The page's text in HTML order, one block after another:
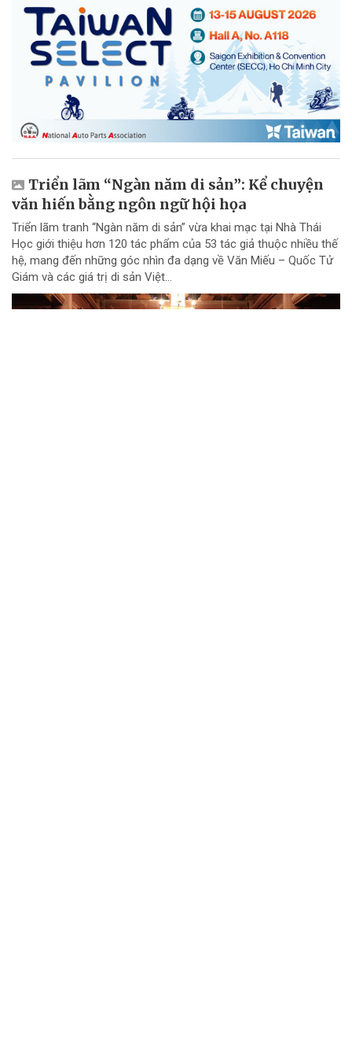
Triển lãm “Ngàn năm di sản”: Kể chuyện
văn hiến bằng ngôn ngữ hội họa
Triển lãm tranh “Ngàn năm di sản” vừa khai mạc tại Nhà Thái
Học giới thiệu hơn 120 tác phẩm của 53 tác giả thuộc nhiều thế
hệ, mang đến những góc nhìn đa dạng về Văn Miếu – Quốc Tử
Giám và các giá trị di sản Việt...